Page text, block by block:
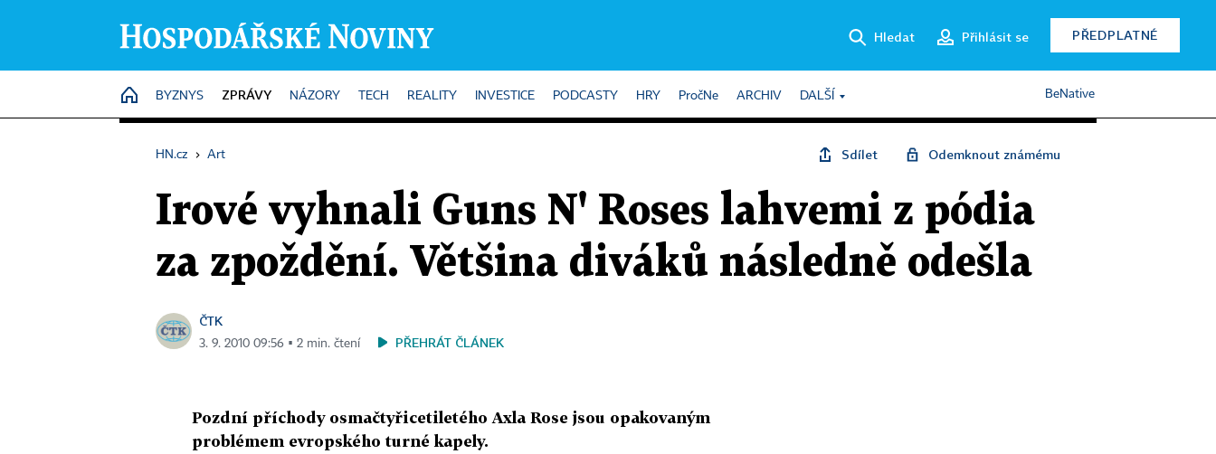
Hledat Přihlásit se PŘEDPLATNÉ
HOME
BYZNYS ZPRÁVY NÁZORY TECH REALITY INVESTICE PODCASTY HRY PročNe ARCHIV DALŠÍ BeNative
HN.cz › Art Sdílet Odemknout známému
Irové vyhnali Guns N' Roses lahvemi z pódia
za zpoždění. Většina diváků následně odešla
ČTK
3. 9. 2010 09:56 ▪ 2 min. čtení PŘEHRÁT ČLÁNEK
Pozdní příchody osmačtyřicetiletého Axla Rose jsou opakovaným
problémem evropského turné kapely.